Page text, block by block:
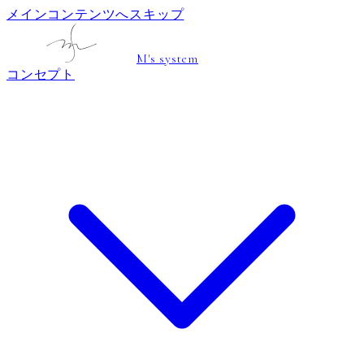
メインコンテンツへスキップ
M's system
コンセプト